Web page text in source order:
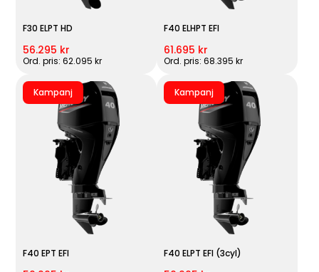
F30 ELPT HD
56.295 kr
Ord. pris: 62.095 kr
F40 ELHPT EFI
61.695 kr
Ord. pris: 68.395 kr
Kampanj
F40 EPT EFI
Kampanj
F40 ELPT EFI (3cyl)